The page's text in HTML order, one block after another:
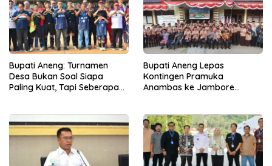
Bupati Aneng: Turnamen
Desa Bukan Soal Siapa
Paling Kuat, Tapi Seberapa
Bupati Aneng Lepas
Kontingen Pramuka
Anambas ke Jambore